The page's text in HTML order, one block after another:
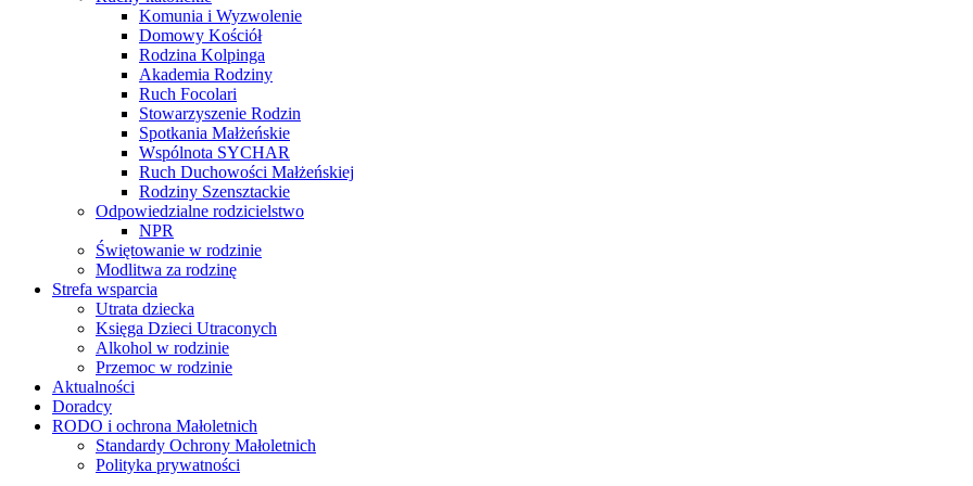
Komunia i Wyzwolenie
Domowy Kościół
Rodzina Kolpinga
Akademia Rodziny
Ruch Focolari
Stowarzyszenie Rodzin
Spotkania Małżeńskie
Wspólnota SYCHAR
Ruch Duchowości Małżeńskiej
Rodziny Szensztackie
Odpowiedzialne rodzicielstwo
NPR
Świętowanie w rodzinie
Modlitwa za rodzinę
Strefa wsparcia
Utrata dziecka
Księga Dzieci Utraconych
Alkohol w rodzinie
Przemoc w rodzinie
Aktualności
Doradcy
RODO i ochrona Małoletnich
Standardy Ochrony Małoletnich
Polityka prywatności